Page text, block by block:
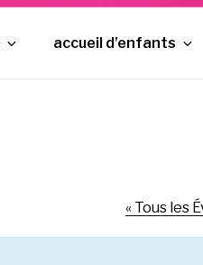
accueil d’enfants
« Tous les